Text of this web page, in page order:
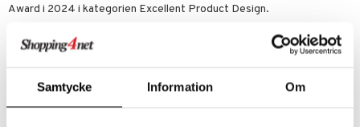
Samtycke Information Om
Award i 2024 i kategorien Excellent Product Design.
IUA72-10-JW